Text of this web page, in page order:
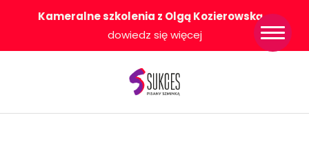
Kameralne szkolenia z Olgą Kozierowską-
dowiedz się więcej
Strona główna
Konkurs Sukces